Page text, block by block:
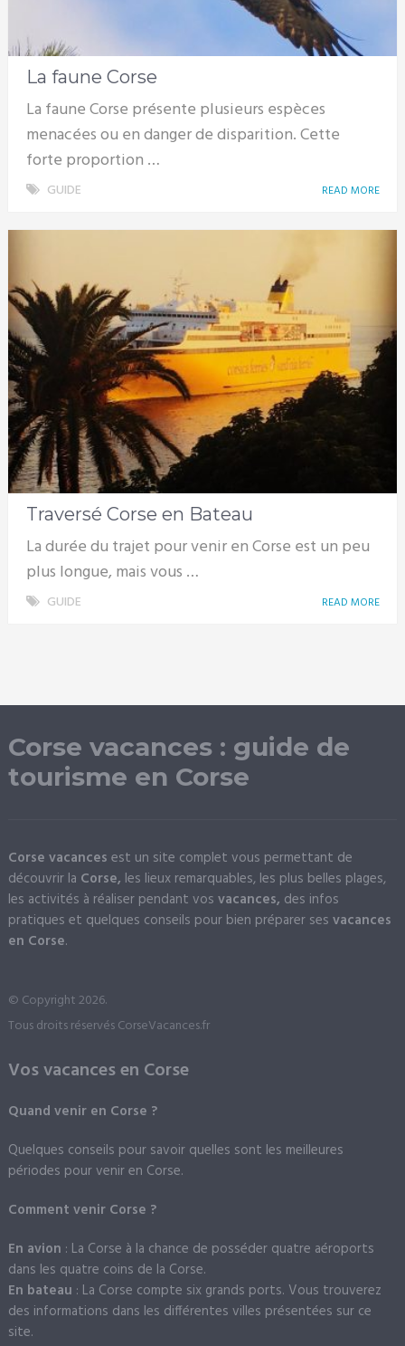
La faune Corse
La faune Corse présente plusieurs espèces
menacées ou en danger de disparition. Cette
forte proportion …
GUIDE READ MORE
Traversé Corse en Bateau
La durée du trajet pour venir en Corse est un peu
plus longue, mais vous …
GUIDE READ MORE
Corse vacances : guide de
tourisme en Corse
Corse vacances est un site complet vous permettant de
découvrir la Corse, les lieux remarquables, les plus belles plages,
les activités à réaliser pendant vos vacances, des infos
pratiques et quelques conseils pour bien préparer ses vacances
en Corse.
© Copyright 2026.
Tous droits réservés CorseVacances.fr
Vos vacances en Corse
Quand venir en Corse ?
Quelques conseils pour savoir quelles sont les meilleures
périodes pour venir en Corse.
Comment venir Corse ?
En avion : La Corse à la chance de posséder quatre aéroports
dans les quatre coins de la Corse.
En bateau : La Corse compte six grands ports. Vous trouverez
des informations dans les différentes villes présentées sur ce
site.